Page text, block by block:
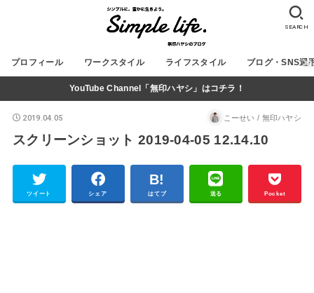
プロフィール ワークスタイル ライフスタイル ブログ・SNS運
SEARCH
YouTube Channel「無印ハヤシ」はコチラ！
2019.04.05 こーせい / 無印ハヤシ
スクリーンショット 2019-04-05 12.14.10
ツイート シェア はてブ 送る Pocket